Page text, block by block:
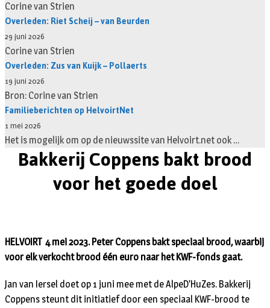
Corine van Strien
Overleden: Riet Scheij – van Beurden
29 juni 2026
Corine van Strien
Overleden: Zus van Kuijk – Pollaerts
19 juni 2026
Bron: Corine van Strien
Familieberichten op HelvoirtNet
1 mei 2026
Het is mogelijk om op de nieuwssite van Helvoirt.net ook …
Bakkerij Coppens bakt brood
voor het goede doel
HELVOIRT 4 mei 2023. Peter Coppens bakt speciaal brood, waarbij
voor elk verkocht brood één euro naar het KWF-fonds gaat.
Jan van Iersel doet op 1 juni mee met de AlpeD’HuZes. Bakkerij
Coppens steunt dit initiatief door een speciaal KWF-brood te